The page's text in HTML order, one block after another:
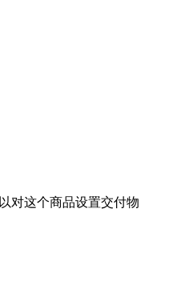
对这个商品设置交付物